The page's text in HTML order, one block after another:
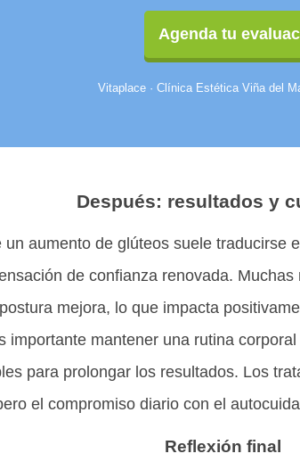
Agenda tu
Vitaplace · Clínica Estética Viña del
Después: resultados y
un aumento de glúteos suele traducirse
de confianza renovada.
mejora, lo que impacta
importante mantener una rutina
para prolongar los resultados. Los
el compromiso diario con el
Reflexión final